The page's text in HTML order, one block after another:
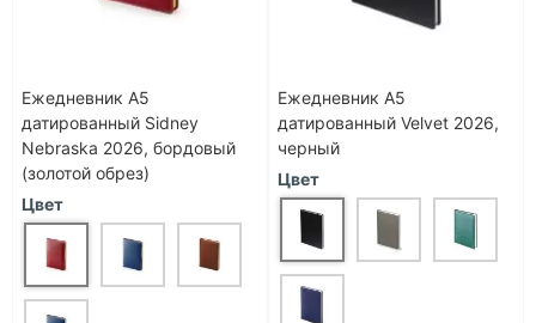
Ежедневник А5
датированный Sidney
Nebraska 2026, бордовый
(золотой обрез)
Цвет
Ежедневник А5
датированный Velvet 2026,
черный
Цвет